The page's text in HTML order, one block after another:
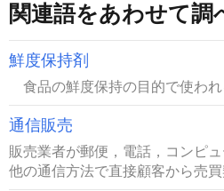
関連語をあわせて調
鮮度保持剤
食品の鮮度保持の目的で使われ
通信販売
販売業者が郵便，電話，コンピ
他の通信方法で直接顧客から売